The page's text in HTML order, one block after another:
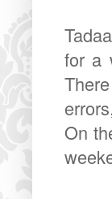
for a
On